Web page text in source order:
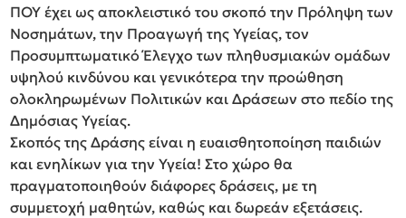
ΠΟΥ έχει ως αποκλειστικό του σκοπό την Πρόληψη των
Νοσημάτων, την Προαγωγή της Υγείας, τον
Προσυμπτωματικό Έλεγχο των πληθυσμιακών ομάδων
υψηλού κινδύνου και γενικότερα την προώθηση
ολοκληρωμένων Πολιτικών και Δράσεων στο πεδίο της
Δημόσιας Υγείας.
Σκοπός της Δράσης είναι η ευαισθητοποίηση παιδιών
και ενηλίκων για την Υγεία! Στο χώρο θα
πραγματοποιηθούν διάφορες δράσεις, με τη
συμμετοχή μαθητών, καθώς και δωρεάν εξετάσεις.